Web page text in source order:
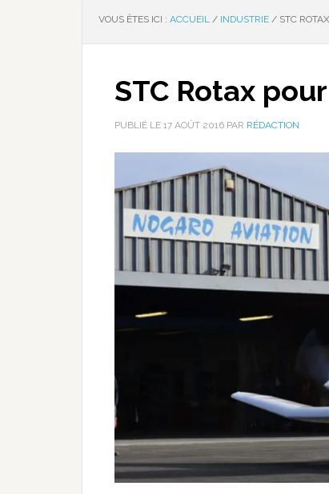
VOUS ÊTES ICI : ACCUEIL / INDUSTRIE / STC
STC Rotax
PUBLIÉ LE 17 AOÛT 2016 PAR RÉDACTION